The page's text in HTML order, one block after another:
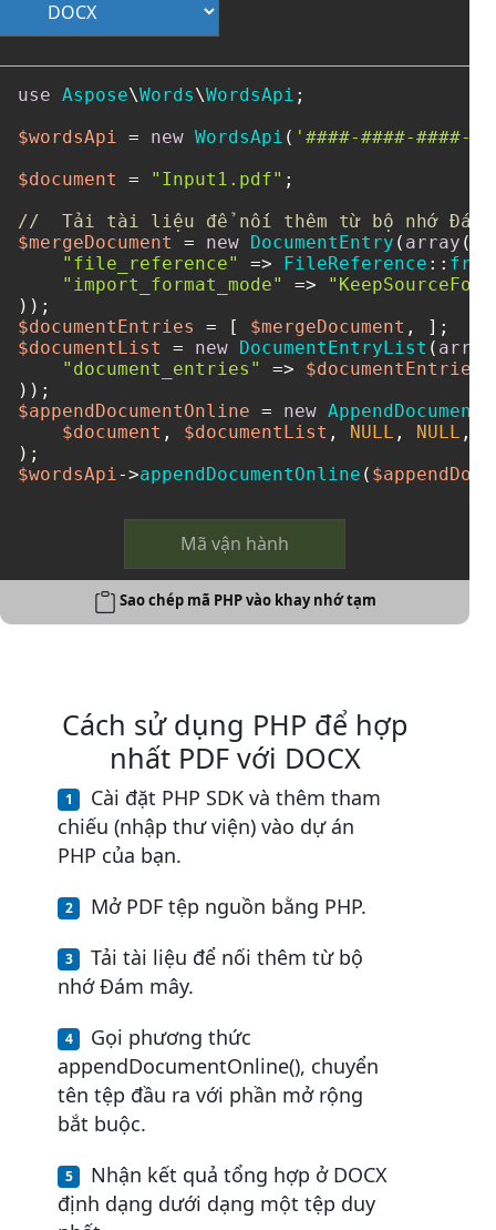
use Aspose\Words\WordsApi ;
$wordsApi = new WordsApi ( '####-####-####-
$document
= "Input1.pdf" ;
//  Tải tài liệu để nối thêm từ bộ nhớ Đám
$mergeDocument
= new DocumentEntry ( array (
"file_reference"
=> FileReference ::
"import_format_mode"
=>
$documentEntries
= [ $mergeDocument
$documentList
= new DocumentEntryList ( array
"document_entries"
=> $documentEntries
$appendDocumentOnline = new
$document , $documentList , NULL , NULL ,
$wordsApi->appendDocumentOnline (
Mã vận hành
Sao chép mã PHP vào khay nhớ tạm
Cách sử dụng PHP để hợp
nhất PDF với DOCX
Cài đặt PHP SDK và thêm tham
chiếu (nhập thư viện) vào dự án
PHP của bạn.
Mở PDF tệp nguồn bằng PHP.
Tải tài liệu để nối thêm từ bộ
nhớ Đám mây.
Gọi phương thức
appendDocumentOnline(), chuyển
tên tệp đầu ra với phần mở rộng
bắt buộc.
Nhận kết quả tổng hợp ở DOCX
định dạng dưới dạng một tệp duy